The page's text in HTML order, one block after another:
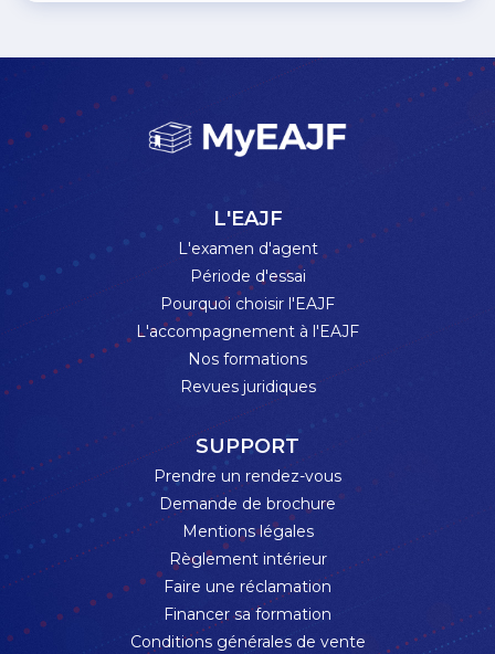
L'EAJF
L'examen d'agent
Période d'essai
Pourquoi choisir l'EAJF
L'accompagnement à l'EAJF
Nos formations
Revues juridiques
SUPPORT
Prendre un rendez-vous
Demande de brochure
Mentions légales
Règlement intérieur
Faire une réclamation
Financer sa formation
Conditions générales de vente